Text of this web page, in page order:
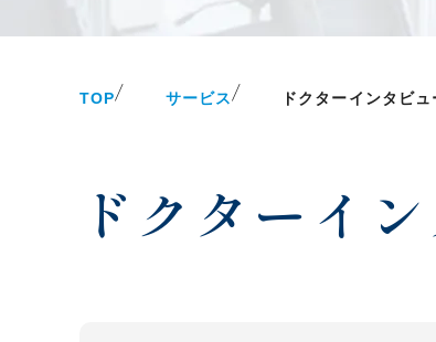
TOP サービス ドクターインタビュ
ドクターイ